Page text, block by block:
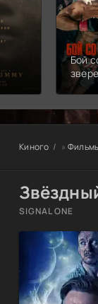
Бой
Киного »
SIGNAL ONE